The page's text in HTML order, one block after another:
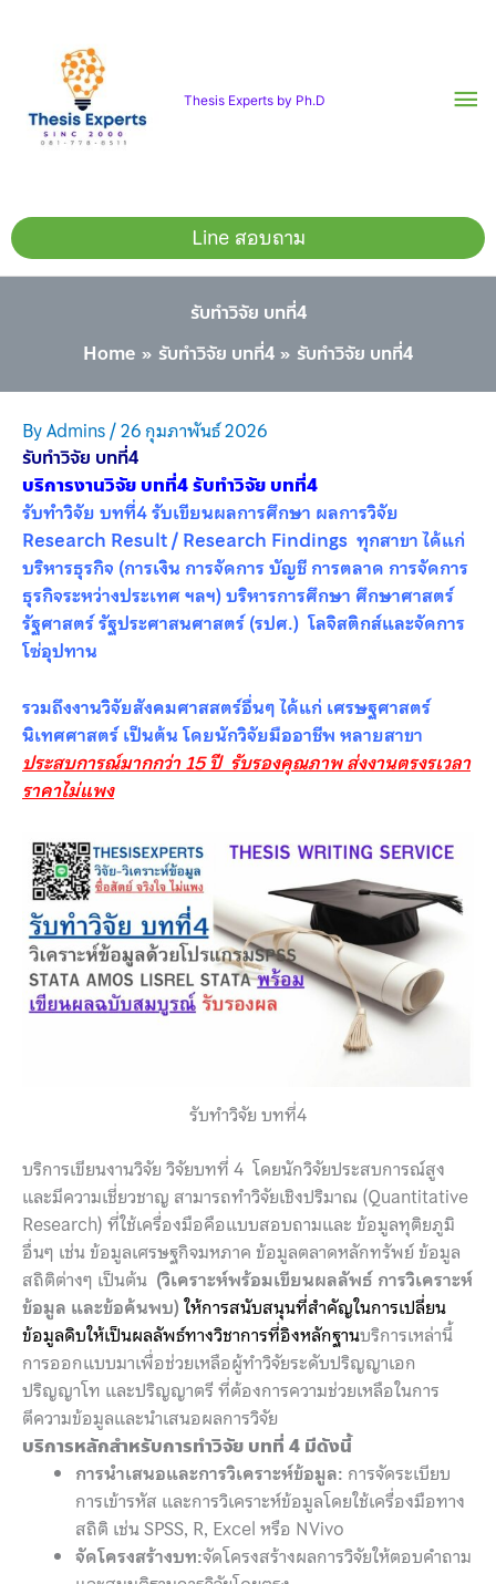
content
Thesis Experts by Ph.D
Line สอบถาม
รับทำวิจัย บทที่4
Home
รับทำวิจัย บทที่4 รับทำวิจัย บทที่4
ByAdmins/26 กุมภาพันธ์ 2026
รับทำวิจัย บทที่4
บริการงานวิจัย บทที่4 รับทำวิจัย บทที่4
รับทำวิจัย บทที่4 รับเขียนผลการศึกษา ผลการวิจัย
Research Result / Research Findings ทุกสาขา ได้แก่
บริหารธุรกิจ (การเงิน การจัดการ บัญชี การตลาด การจัดการ
ธุรกิจระหว่างประเทศ ฯลฯ) บริหารการศึกษา ศึกษาศาสตร์
รัฐศาสตร์ รัฐประศาสนศาสตร์ (รปศ.) โลจิสติกส์และจัดการ
โซ่อุปทาน
รวมถึงงานวิจัยสังคมศาสสตร์อื่นๆ ได้แก่ เศรษฐศาสตร์
นิเทศศาสตร์ เป็นต้น โดยนักวิจัยมืออาชีพ หลายสาขา
ประสบการณ์มากกว่า 15 ปี รับรองคุณภาพ ส่งงานตรงรเวลา
ราคาไม่แพง
รับทำวิจัย บทที่4
บริการเขียนงานวิจัย วิจัยบทที่ 4 โดยนักวิจัยประสบการณ์สูง
และมีความเชี่ยวชาญ สามารถทำวิจัยเชิงปริมาณ (Quantitative
Research) ที่ใช้เครื่องมือคือแบบสอบถามและ ข้อมูลทุติยภูมิ
อื่นๆ เช่น ข้อมูลเศรษฐกิจมหภาค ข้อมูลตลาดหลักทรัพย์ ข้อมูล
สถิติต่างๆ เป็นต้น (วิเคราะห์พร้อมเขียนผลลัพธ์ การวิเคราะห์
ข้อมูล และข้อค้นพบ)ให้การสนับสนุนที่สำคัญในการเปลี่ยน
ข้อมูลดิบให้เป็นผลลัพธ์ทางวิชาการที่อิงหลักฐานบริการเหล่านี้
การออกแบบมาเพื่อช่วยเหลือผู้ทำวิจัยระดับปริญญาเอก
ปริญญาโท และปริญญาตรี ที่ต้องการความช่วยเหลือในการ
ตีความข้อมูลและนำเสนอผลการวิจัย
บริการหลักสำหรับการทำวิจัย บทที่ 4 มีดังนี้
การนำเสนอและการวิเคราะห์ข้อมูล: การจัดระเบียบ
การเข้ารหัส และการวิเคราะห์ข้อมูลโดยใช้เครื่องมือทาง
สถิติ เช่น SPSS, R, Excel หรือ NVivo
จัดโครงสร้างบท:จัดโครงสร้างผลการวิจัยให้ตอบคำถาม